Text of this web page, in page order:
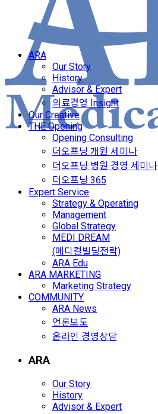
ARA
Our Story
History
Advisor & Expert
의료경영 Insight
Our Creative
THE Opening
Opening Consulting
더오프닝 개원 세미나
더오프닝 병원 경영 세미나
더오프닝 365
Expert Service
Strategy & Operating
Management
Global Strategy
MEDI DREAM
(메디컬빌딩전략)
ARA Edu
ARA MARKETING
Marketing Strategy
COMMUNITY
ARA News
언론보도
온라인 경영상담
ARA
Our Story
History
Advisor & Expert